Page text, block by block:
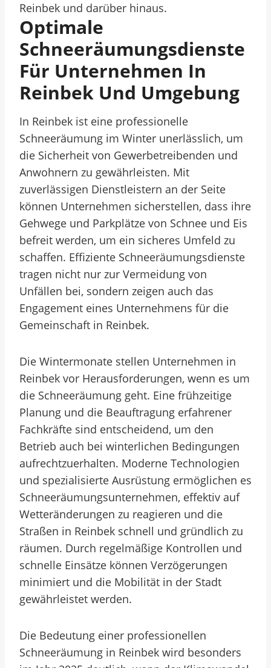
Reinbek und darüber hinaus.
Optimale
Schneeräumungsdienste
Für Unternehmen In
Reinbek Und Umgebung
In Reinbek ist eine professionelle
Schneeräumung im Winter unerlässlich, um
die Sicherheit von Gewerbetreibenden und
Anwohnern zu gewährleisten. Mit
zuverlässigen Dienstleistern an der Seite
können Unternehmen sicherstellen, dass ihre
Gehwege und Parkplätze von Schnee und Eis
befreit werden, um ein sicheres Umfeld zu
schaffen. Effiziente Schneeräumungsdienste
tragen nicht nur zur Vermeidung von
Unfällen bei, sondern zeigen auch das
Engagement eines Unternehmens für die
Gemeinschaft in Reinbek.
Die Wintermonate stellen Unternehmen in
Reinbek vor Herausforderungen, wenn es um
die Schneeräumung geht. Eine frühzeitige
Planung und die Beauftragung erfahrener
Fachkräfte sind entscheidend, um den
Betrieb auch bei winterlichen Bedingungen
aufrechtzuerhalten. Moderne Technologien
und spezialisierte Ausrüstung ermöglichen es
Schneeräumungsunternehmen, effektiv auf
Wetteränderungen zu reagieren und die
Straßen in Reinbek schnell und gründlich zu
räumen. Durch regelmäßige Kontrollen und
schnelle Einsätze können Verzögerungen
minimiert und die Mobilität in der Stadt
gewährleistet werden.
Die Bedeutung einer professionellen
Schneeräumung in Reinbek wird besonders